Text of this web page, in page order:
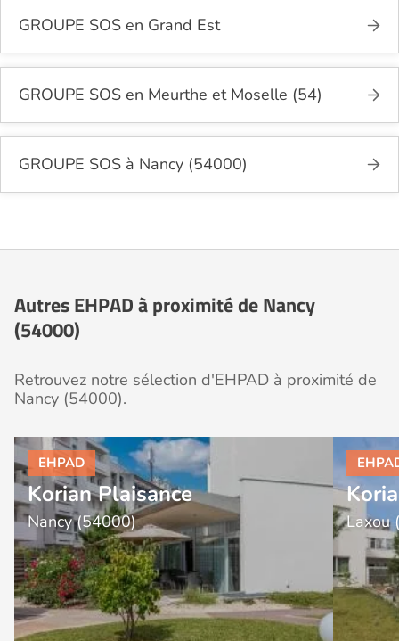
GROUPE SOS en Grand Est
GROUPE SOS en Meurthe et Moselle (54)
GROUPE SOS à Nancy (54000)
Autres EHPAD à proximité de Nancy
(54000)
Retrouvez notre sélection d'EHPAD à proximité de
Nancy (54000).
Korian Plaisance
Nancy (54000) Laxou